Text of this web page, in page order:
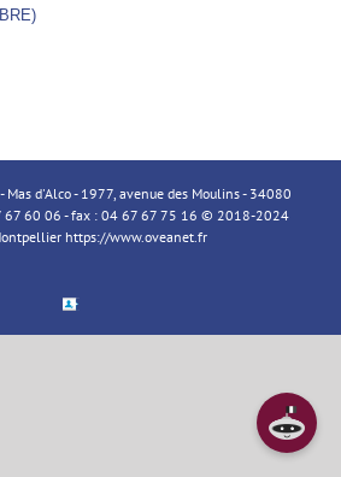
- Mas d'Alco - 1977, avenue des Moulins - 34080
67 60 06 - fax : 04 67 67 75 16 © 2018-2024
https://www.oveanet.fr
Espace